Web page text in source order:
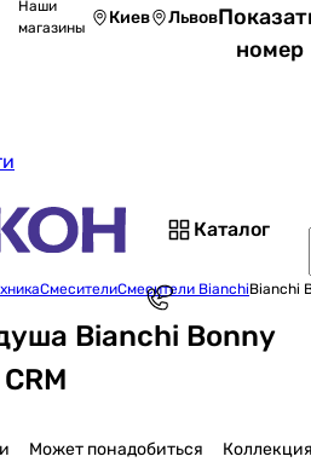
Наши
магазины
Киев Львов
номер
Каталог
СмесителиСмесители BianchiBianchi
Bianchi Bonny
Может понадобиться